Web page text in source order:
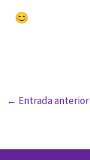
← Entrada anterior